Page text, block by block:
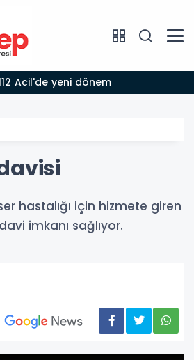
Acil'de yeni dönem
hastalığı için hizmete giren
imkanı sağlıyor.